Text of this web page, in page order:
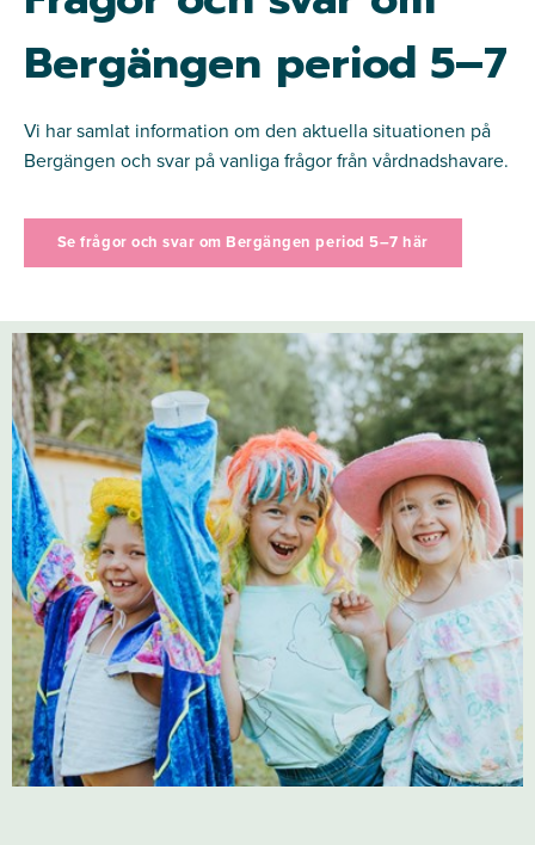
Bergängen period 5–7
Vi har samlat information om den aktuella situationen på
Bergängen och svar på vanliga frågor från vårdnadshavare.
Se frågor och svar om Bergängen period 5–7 här